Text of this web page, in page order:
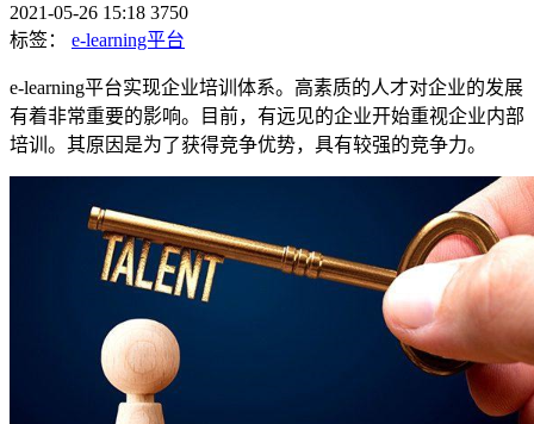
2021-05-26 15:18 3750
标签：
e-learning平台
e-learning平台实现企业培训体系。高素质的人才对企业的发展
有着非常重要的影响。目前，有远见的企业开始重视企业内部
培训。其原因是为了获得竞争优势，具有较强的竞争力。